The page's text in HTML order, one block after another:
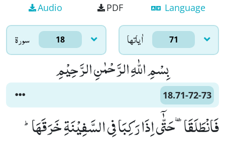
Audio PDF Language
سورۃ 18 اٰياتها 71
بِسْمِ اللّٰهِ الرَّحْمٰنِ الرَّحِیْمِ
18.71-72-73
فَانْطَلَقَاٙ-حَتّٰۤى اِذَا رَكِبَا فِی السَّفِیْنَةِ خَرَقَهَاؕ-